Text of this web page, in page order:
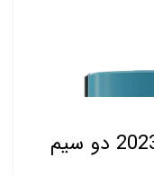
گوشی موبایل نوکیا مدل 106 2023 دو سیم‌